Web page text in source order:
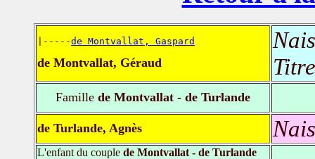
|-----de Montvallat, Gaspard
de Montvallat, Géraud
Famille de Montvallat - de Turlande
de Turlande, Agnès
L'enfant du couple de Montvallat - de Turlande